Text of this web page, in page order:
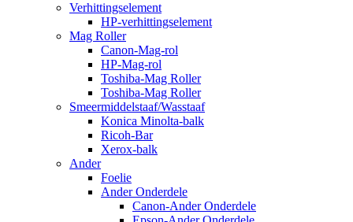
Verhittingselement
HP-verhittingselement
Mag Roller
Canon-Mag-rol
HP-Mag-rol
Toshiba-Mag Roller
Toshiba-Mag Roller
Smeermiddelstaaf/Wasstaaf
Konica Minolta-balk
Ricoh-Bar
Xerox-balk
Ander
Foelie
Ander Onderdele
Canon-Ander Onderdele